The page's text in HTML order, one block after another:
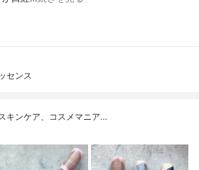
センス
キンケア、コスメマニア…